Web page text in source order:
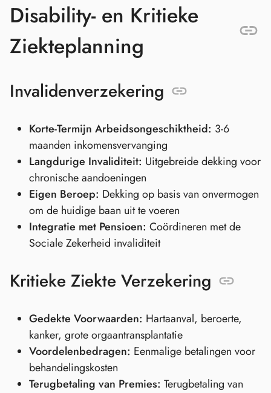
Disability- en Kritieke
Ziekteplanning
Invalidenverzekering
Korte-Termijn Arbeidsongeschiktheid: 3-6
maanden inkomensvervanging
Langdurige Invaliditeit: Uitgebreide dekking voor
chronische aandoeningen
Eigen Beroep: Dekking op basis van onvermogen
om de huidige baan uit te voeren
Integratie met Pensioen: Coördineren met de
Sociale Zekerheid invaliditeit
Kritieke Ziekte Verzekering
Gedekte Voorwaarden: Hartaanval, beroerte,
kanker, grote orgaantransplantatie
Voordelenbedragen: Eenmalige betalingen voor
behandelingskosten
Terugbetaling van Premies: Terugbetaling van